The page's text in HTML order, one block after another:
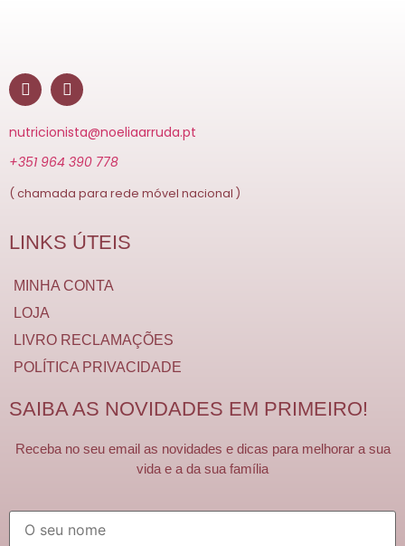
nutricionista@noeliaarruda.pt
+351 964 390 778
( chamada para rede móvel nacional )
LINKS ÚTEIS
MINHA CONTA
LOJA
LIVRO RECLAMAÇÕES
POLÍTICA PRIVACIDADE
SAIBA AS NOVIDADES EM PRIMEIRO!
Receba no seu email as novidades e dicas para melhorar a sua
vida e a da sua família